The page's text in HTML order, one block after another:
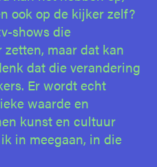
ook op de kijker zelf?
shows die
maar dat kan
dat die verandering
Er wordt echt
waarde en
kunst en cultuur
in meegaan, in die